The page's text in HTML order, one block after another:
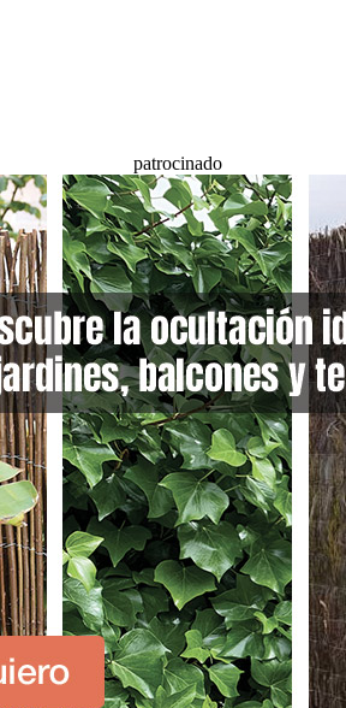
patrocinado